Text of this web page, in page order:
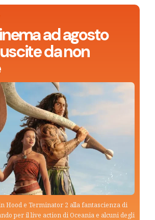
ad agosto
da non
Hood e Terminator 2 alla fantascienza di
per il live action di Oceania e alcuni degli